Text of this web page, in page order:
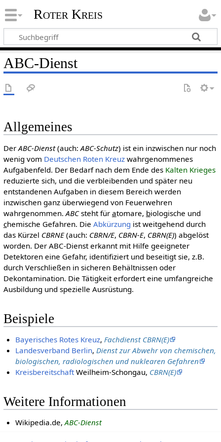
Roter Kreis
ABC-Dienst
Allgemeines
DerABC-Dienst(auch:ABC-Schutz) ist ein inzwischen nur noch
wenig vom Deut­schen Roten Kreuzwahrgenommenes
Aufgabenfeld. Der Bedarf nach dem Ende des Kalten Krieges
reduzierte sich, und die verbleibenden und später neu
entstandenen Aufgaben in diesem Bereich werden
inzwischen ganz überwiegend von Feuerwehren
wahrgenommen.ABCsteht für atomare, biologische und
chemische Gefahren. Die Abkürzung ist weitgehend durch
das Kürzel CBRNE(auch: CBRN/E, CBRN-E, CBRN(E)) abgelöst
worden. Der ABC-Dienst erkannt mit Hilfe geeigneter
Detektoren eine Gefahr, identifiziert und beseitigt sie, z.B.
durch Verschließen in sicheren Behältnissen oder
Dekontamination. Die Tätigkeit erfordert eine umfangreiche
Ausbildung und spezielle Ausrüstung.
Beispiele
Bayerisches Rotes Kreuz,Fachdienst CBRN(E)
Landesverband Berlin,Dienst zur Abwehr von chemischen,
biologischen, radiologischen und nuklearen Gefahren
KreisbereitschaftWeilheim-Schongau, CBRN(E)
Weitere Informationen
Wikipedia.de,ABC-Dienst